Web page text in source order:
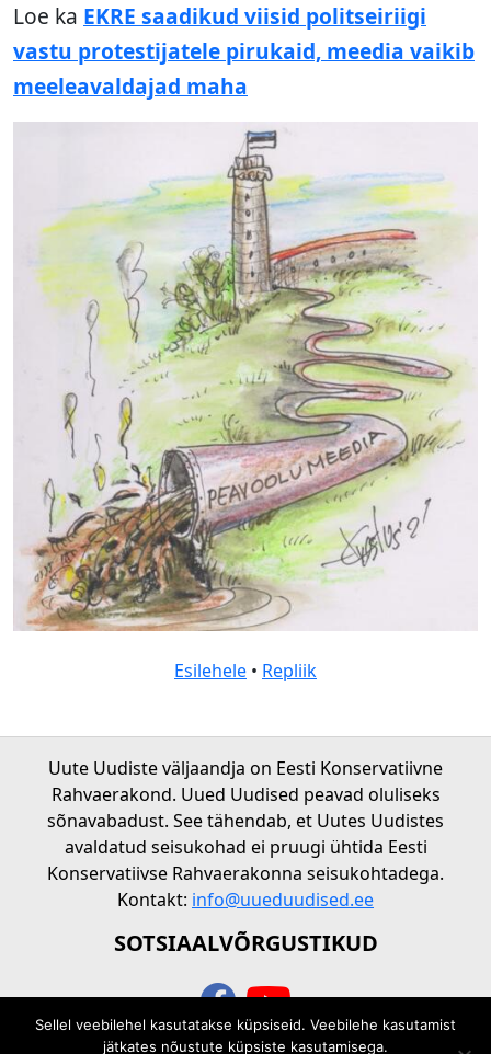
Loe ka EKRE saadikud viisid politseiriigi
vastu protestijatele pirukaid, meedia vaikib
meeleavaldajad maha
Esilehele • Repliik
Uute Uudiste väljaandja on Eesti Konservatiivne
Rahvaerakond. Uued Uudised peavad oluliseks
sõnavabadust. See tähendab, et Uutes Uudistes
avaldatud seisukohad ei pruugi ühtida Eesti
Konservatiivse Rahvaerakonna seisukohtadega.
Kontakt: info@uueduudised.ee
SOTSIAALVÕRGUSTIKUD
© 2026 Uued uudised
Sellel veebilehel kasutatakse küpsiseid. Veebilehe kasutamist
jätkates nõustute küpsiste kasutamisega.